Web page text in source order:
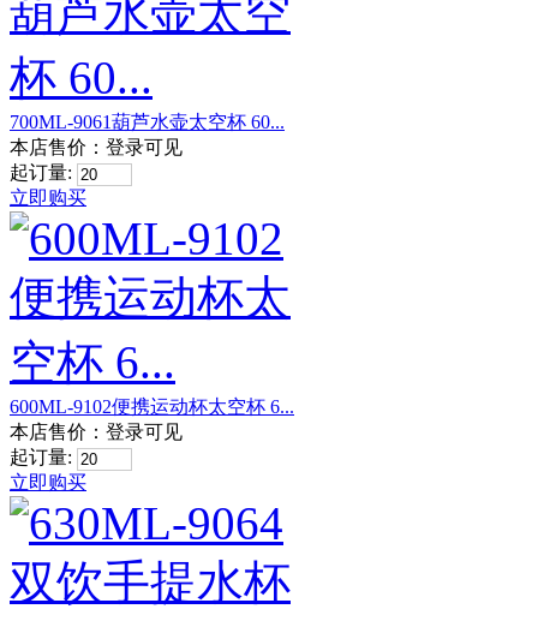
700ML-9061葫芦水壶太空杯 60...
本店售价： 登录可见
起订量:
立即购买
600ML-9102便携运动杯太空杯 6...
本店售价： 登录可见
起订量:
立即购买